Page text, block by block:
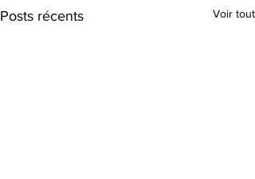
Posts récents Voir tout